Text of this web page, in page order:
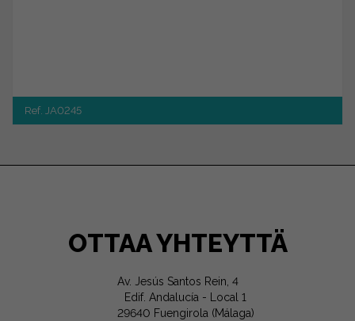
Ref. JA0245
OTTAA YHTEYTTÄ
Av. Jesús Santos Rein, 4
Edif. Andalucía - Local 1
29640 Fuengirola (Málaga)